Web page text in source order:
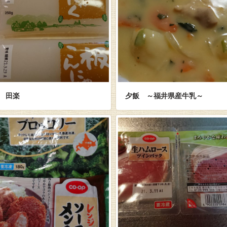
田楽 夕飯 ～福井県産牛乳～